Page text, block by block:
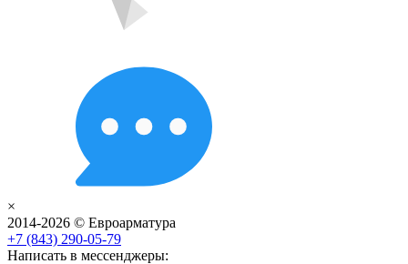
×
2014-2026 © Евроарматура
+7 (843) 290-05-79
Написать в мессенджеры: